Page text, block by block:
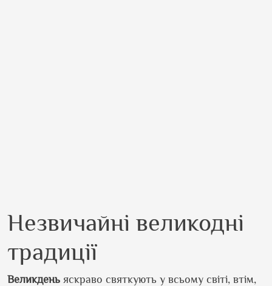
Незвичайні великодні
традиції
Великдень яскраво святкують у всьому світі, втім,